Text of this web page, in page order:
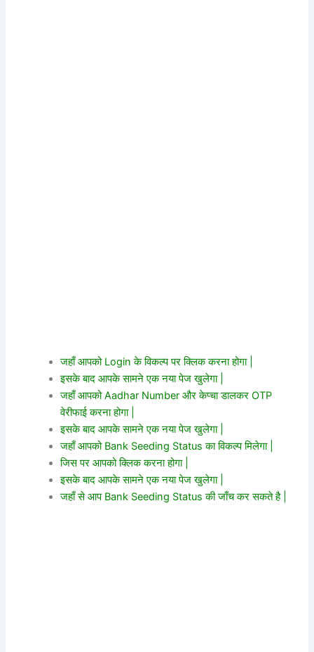
जहाँ आपको Login के विकल्प पर क्लिक करना होगा |
इसके बाद आपके सामने एक नया पेज खुलेगा |
जहाँ आपको Aadhar Number और केप्चा डालकर OTP
वेरीफाई करना होगा |
इसके बाद आपके सामने एक नया पेज खुलेगा |
जहाँ आपको Bank Seeding Status का विकल्प मिलेगा |
जिस पर आपको क्लिक करना होगा |
इसके बाद आपके सामने एक नया पेज खुलेगा |
जहाँ से आप Bank Seeding Status की जाँच कर सकते है |